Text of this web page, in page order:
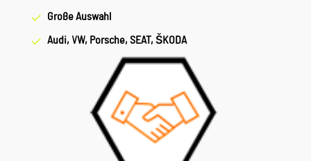
Große Auswahl
Audi, VW, Porsche, SEAT, ŠKODA